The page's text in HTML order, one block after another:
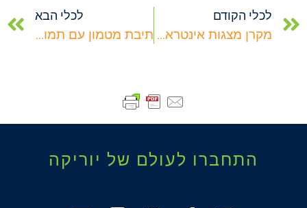
לכלי הקודם
מקרן מצגות אינטראקטיבי – BASIC PRSENTOR
לכלי הבא
תיבת מטמון עם תמונה – GIVE BOX PICTURE
התחברו לעולם של יוריקה